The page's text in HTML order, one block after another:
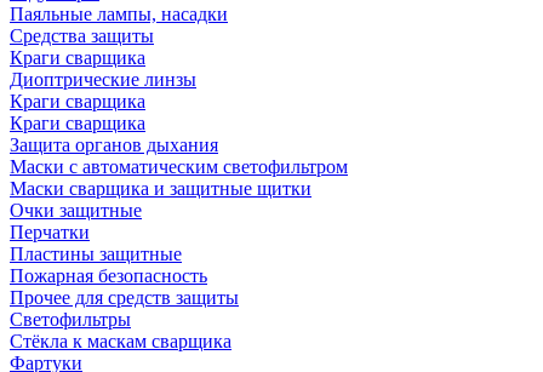
Паяльные лампы, насадки
Средства защиты
Краги сварщика
Диоптрические линзы
Краги сварщика
Краги сварщика
Защита органов дыхания
Маски с автоматическим светофильтром
Маски сварщика и защитные щитки
Очки защитные
Перчатки
Пластины защитные
Пожарная безопасность
Прочее для средств защиты
Светофильтры
Стёкла к маскам сварщика
Фартуки